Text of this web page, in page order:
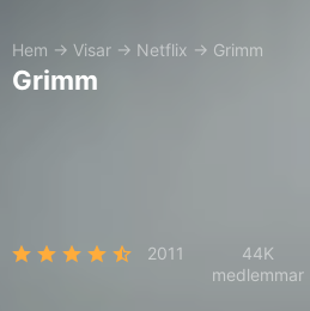
Hem → Visar → Netflix → Grimm
Grimm
2011
44K
medlemmar